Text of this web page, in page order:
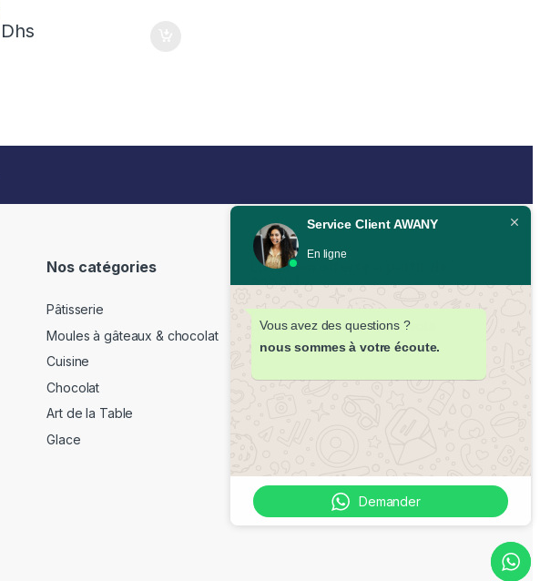
Dhs
Nos catégories
Pâtisserie
Moules à gâteaux & chocolat
Cuisine
Chocolat
Art de la Table
Glace
Livraison offerte à partir de
350DH
Livraison partout au Maroc sous
48H
Service Client AWANY
En ligne
Vous avez des questions ?
nous sommes à votre écoute.
Demander